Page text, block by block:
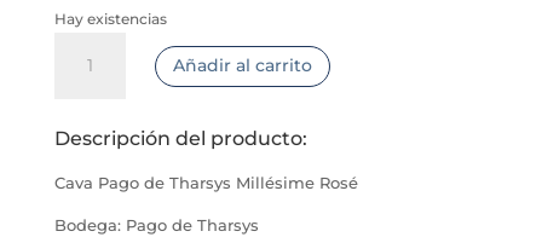
Hay existencias
Rosé
cantidad
Añadir al carrito
Descripción del producto:
Cava Pago de Tharsys Millésime Rosé
Bodega: Pago de Tharsys